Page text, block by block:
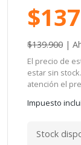
$139.900 |
El precio de
estar sin
atención el
Impuesto
Stock